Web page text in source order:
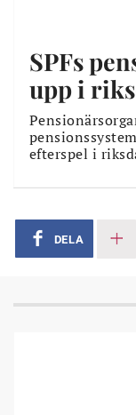
SPFs
upp i
efterspel i
DELA